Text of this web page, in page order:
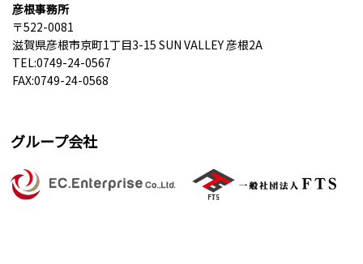
彦根事務所
〒522-0081
滋賀県彦根市京町1丁目3-15 SUN VALLEY 彦根2A
TEL:0749-24-0567
FAX:0749-24-0568
グループ会社